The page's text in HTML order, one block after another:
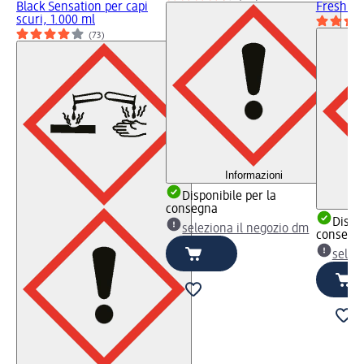
Black Sensation per capi
scuri, 1.000 ml
(73)
Informazioni
Disponibile per la
consegna
seleziona il negozio dm
Fresh...,